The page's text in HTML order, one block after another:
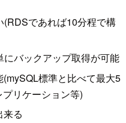
であれば10分程で構
バックアップ取得が可能
標準と比べて最大5
リケーション等)
来る